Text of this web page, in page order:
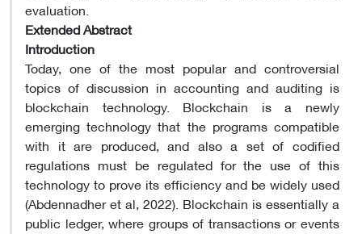
evaluation.
Extended Abstract
Introduction
Today, one of the most popular and controversial
topics of discussion in accounting and auditing is
blockchain technology. Blockchain is a newly
emerging technology that the programs compatible
with it are produced, and also a set of codified
regulations must be regulated for the use of this
technology to prove its efficiency and be widely used
(Abdennadher et al, 2022). Blockchain is essentially a
public ledger, where groups of transactions or events